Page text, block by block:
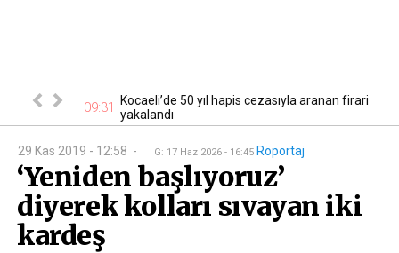
sağ
09:31 Kocaeli’de 50 yıl hapis cezasıyla aranan firari
yakalandı
29 Kas 2019 - 12:58 - G: 17 Haz 2026 - 16:45 Röportaj
‘Yeniden başlıyoruz’
diyerek kolları sıvayan iki
kardeş